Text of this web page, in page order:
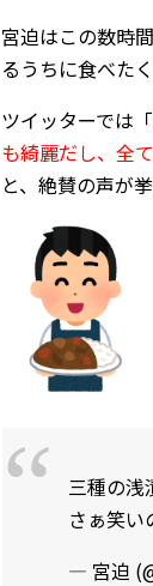
宮迫はこの数時
るうちに食べた
ツイッターでは「
も綺麗だし、全
と、絶賛の声が
三種の
さぁ笑い
— 宮迫